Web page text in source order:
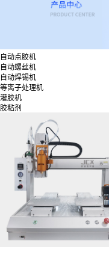
自动点胶机
自动螺丝机
自动焊锡机
等离子处理机
灌胶机
胶粘剂